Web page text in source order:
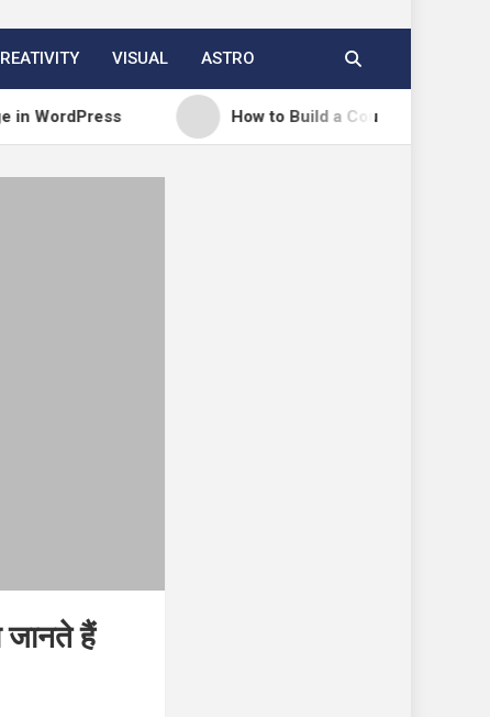
VISUAL ASTRO
How to Build a Course Membership Site
जानते हैं